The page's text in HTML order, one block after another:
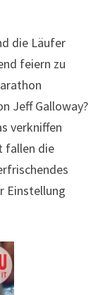
die Läufer
feiern zu
Jeff Galloway?
verkniffen
fallen die
Einstellung